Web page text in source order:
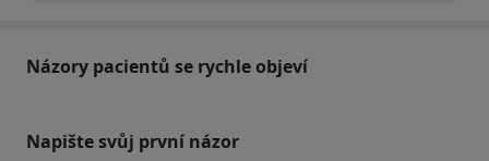
Názory pacientů se rychle objeví
Napište svůj první názor